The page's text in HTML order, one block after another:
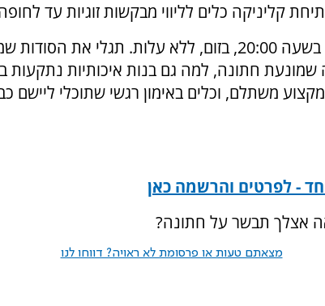
קליניקה כלים לליווי מבקשות זוגיות עד
שמונעת חתונה, למה גם בנות איכותיות נתקעות
משתלם, וכלים באימון רגשי שתוכלי ליישם
- לפרטים והרשמה כאן
אצלך תבשר על חתונה?
מצאתם טעות או פרסומת לא ראויה? דווחו לנו